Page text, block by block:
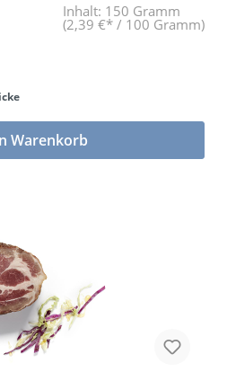
Inhalt: 150 Gramm
(2,39 €* / 100 Gramm)
Warenkorb